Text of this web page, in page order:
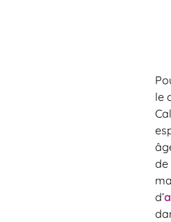
le
de
d’